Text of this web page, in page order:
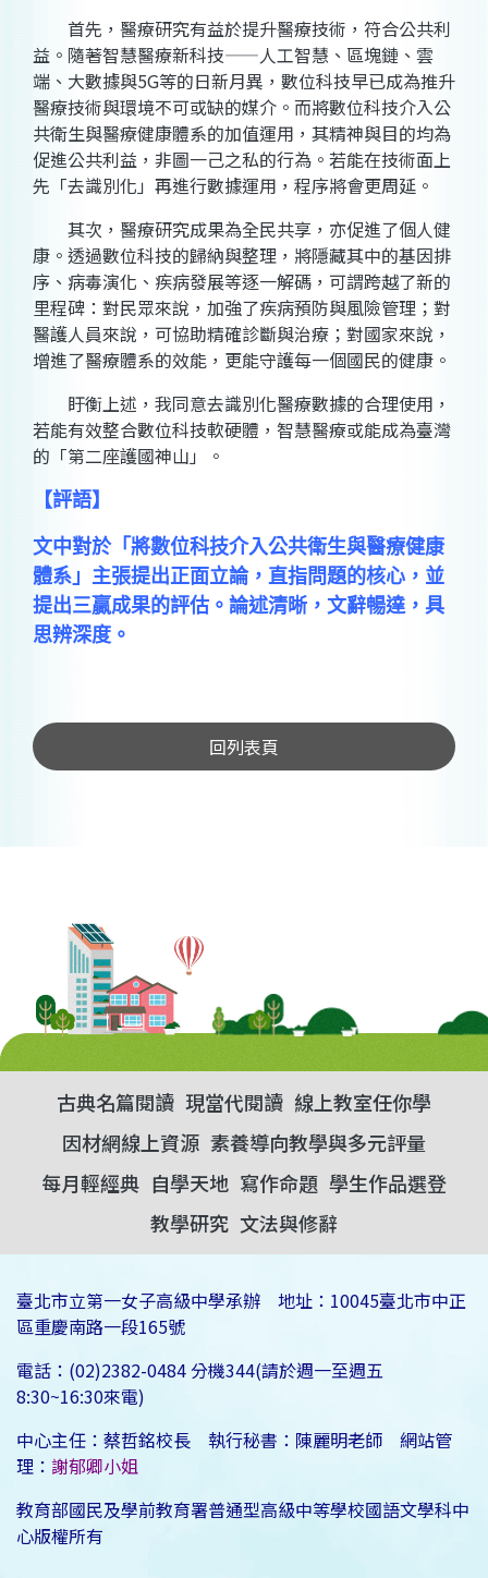
首先，醫療研究有益於提升醫療技術，符合公共利
益。隨著智慧醫療新科技——人工智慧、區塊鏈、雲
端、大數據與5G等的日新月異，數位科技早已成為推升
醫療技術與環境不可或缺的媒介。而將數位科技介入公
共衛生與醫療健康體系的加值運用，其精神與目的均為
促進公共利益，非圖一己之私的行為。若能在技術面上
先「去識別化」再進行數據運用，程序將會更周延。
其次，醫療研究成果為全民共享，亦促進了個人健
康。透過數位科技的歸納與整理，將隱藏其中的基因排
序、病毒演化、疾病發展等逐一解碼，可謂跨越了新的
里程碑：對民眾來說，加強了疾病預防與風險管理；對
醫護人員來說，可協助精確診斷與治療；對國家來說，
增進了醫療體系的效能，更能守護每一個國民的健康。
盱衡上述，我同意去識別化醫療數據的合理使用，
若能有效整合數位科技軟硬體，智慧醫療或能成為臺灣
的「第二座護國神山」。
【評語】
文中對於「將數位科技介入公共衛生與醫療健康
體系」主張提出正面立論，直指問題的核心，並
提出三贏成果的評估。論述清晰，文辭暢達，具
思辨深度。
回列表頁
古典名篇閱讀 現當代閱讀 線上教室任你學
因材網線上資源 素養導向教學與多元評量
每月輕經典 自學天地 寫作命題 學生作品選登
教學研究 文法與修辭
臺北市立第一女子高級中學承辦 地址：10045臺北市中正
區重慶南路一段165號
電話：(02)2382-0484 分機344(請於週一至週五
8:30~16:30來電)
中心主任：蔡哲銘校長 執行秘書：陳麗明老師 網站管
理： 謝郁卿小姐
教育部國民及學前教育署普通型高級中等學校國語文學科中
心版權所有